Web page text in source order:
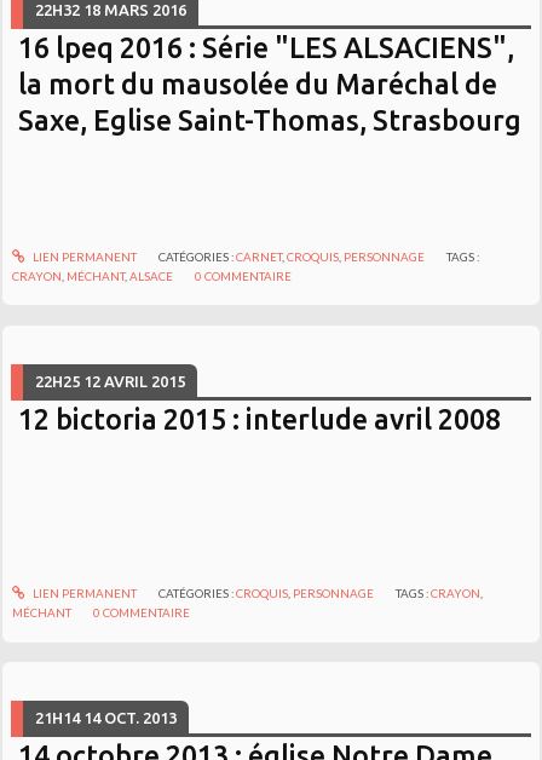
22H32 18 MARS 2016
16 lpeq 2016 : Série "LES ALSACIENS",
la mort du mausolée du Maréchal de
Saxe, Eglise Saint-Thomas, Strasbourg
LIEN PERMANENT CATÉGORIES :CARNET,CROQUIS, PERSONNAGE
TAGS :
CRAYON MÉCHANT,ALSACE 0 COMMENTAIRE
22H25 12 AVRIL 2015
12 bictoria 2015 : interlude avril 2008
LIEN PERMANENT CATÉGORIES :CROQUIS, PERSONNAGE TAGS :CRAYON,
MÉCHANT
0 COMMENTAIRE
21H14 14 OCT. 2013